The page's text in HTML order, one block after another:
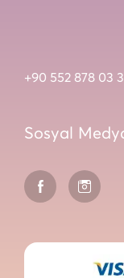
+90 552 878 03
Sosyal